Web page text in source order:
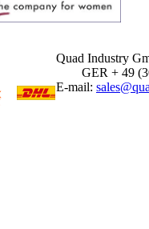
Quad Industry
GER + 49
E-mail: